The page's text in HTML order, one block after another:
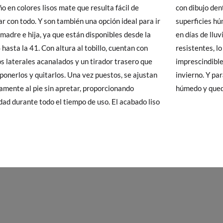
en colores lisos mate que resulta fácil de
con todo. Y son también una opción ideal para ir
e hija, ya que están disponibles desde la
la 41. Con altura al tobillo, cuentan con
laterales acanalados y un tirador trasero que
y quitarlos. Una vez puestos, se ajustan
al pie sin apretar, proporcionando
durante todo el tiempo de uso. El acabado liso
dentado aporta firmeza y seguridad en
húmedas, logrando una pisada estable incluso
de lluvia intensa. A la vez, son ligeros y
lo que convierte a estos botines en un básico
de fondo de armario para otoño e
Y para limpiarlos, basta con pasar un paño
húmedo y
envíos y cambios gratis, sin importe mínimo, sin
cuando te lleguen no te valen, sólo tienes que entrar en la sección
la petición de cambio. Nuestro equipo Atención al Cliente
recogeremos la primera, sin gastos, en unos pocos días!
de que no quieras Cambio sino Devolución, también serán gratuitas,
desde el mismo enlace del párrafo anterior y nos